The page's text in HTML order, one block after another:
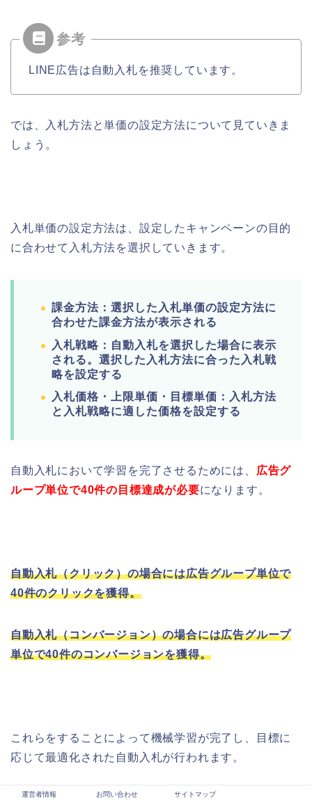
LINE広告は自動入札を推奨しています。
では、入札方法と単価の設定方法について見ていきま
しょう。
入札単価の設定方法は、設定したキャンペーンの目的
に合わせて入札方法を選択していきます。
課金方法：選択した入札単価の設定方法に
合わせた課金方法が表示される
入札戦略：自動入札を選択した場合に表示
される。選択した入札方法に合った入札戦
略を設定する
入札価格・上限単価・目標単価：入札方法
と入札戦略に適した価格を設定する
自動入札において学習を完了させるためには、 広告グ
ループ単位で40件の目標達成が必要になります。
自動入札（クリック）の場合には広告グループ単位で
40件のクリックを獲得。
自動入札（コンバージョン）の場合には広告グループ
単位で40件のコンバージョンを獲得。
これらをすることによって機械学習が完了し、目標に
応じて最適化された自動入札が行われます。
運営者情報 お問い合わせ サイトマップ